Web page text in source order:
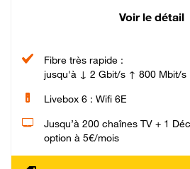
Voir le détail
Fibre très rapide :
jusqu'à ↓ 2 Gbit/s ↑ 800 Mbit/s
Livebox 6 : Wifi 6E
Jusqu’à 200 chaînes TV + 1
option à 5€/mois